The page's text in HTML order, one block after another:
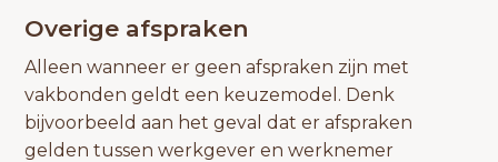
Overige afspraken
Alleen wanneer er geen afspraken zijn met
vakbonden geldt een keuzemodel. Denk
bijvoorbeeld aan het geval dat er afspraken
gelden tussen werkgever en werknemer